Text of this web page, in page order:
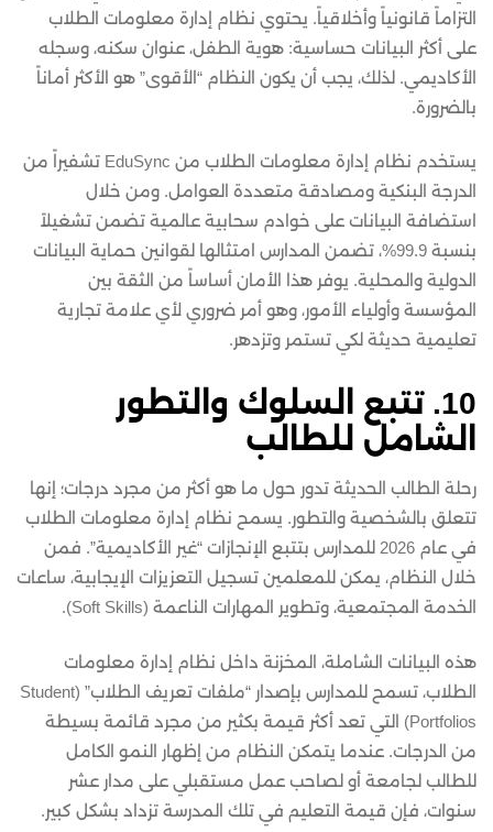
التزاماً قانونياً وأخلاقياً. يحتوي نظام إدارة معلومات الطلاب
على أكثر البيانات حساسية: هوية الطفل، عنوان سكنه، وسجله
الأكاديمي. لذلك، يجب أن يكون النظام “الأقوى” هو الأكثر أماناً
بالضرورة.
يستخدم نظام إدارة معلومات الطلاب من EduSync تشفيراً من
الدرجة البنكية ومصادقة متعددة العوامل. ومن خلال
استضافة البيانات على خوادم سحابية عالمية تضمن تشغيلاً
بنسبة 99.9%، تضمن المدارس امتثالها لقوانين حماية البيانات
الدولية والمحلية. يوفر هذا الأمان أساساً من الثقة بين
المؤسسة وأولياء الأمور، وهو أمر ضروري لأي علامة تجارية
تعليمية حديثة لكي تستمر وتزدهر.
10. تتبع السلوك والتطور
الشامل للطالب
رحلة الطالب الحديثة تدور حول ما هو أكثر من مجرد درجات؛ إنها
تتعلق بالشخصية والتطور. يسمح نظام إدارة معلومات الطلاب
في عام 2026 للمدارس بتتبع الإنجازات “غير الأكاديمية”. فمن
خلال النظام، يمكن للمعلمين تسجيل التعزيزات الإيجابية، ساعات
الخدمة المجتمعية، وتطوير المهارات الناعمة (Soft Skills).
هذه البيانات الشاملة، المخزنة داخل نظام إدارة معلومات
الطلاب، تسمح للمدارس بإصدار “ملفات تعريف الطلاب” (Student
Portfolios) التي تعد أكثر قيمة بكثير من مجرد قائمة بسيطة
من الدرجات. عندما يتمكن النظام من إظهار النمو الكامل
للطالب لجامعة أو لصاحب عمل مستقبلي على مدار عشر
سنوات، فإن قيمة التعليم في تلك المدرسة تزداد بشكل كبير.